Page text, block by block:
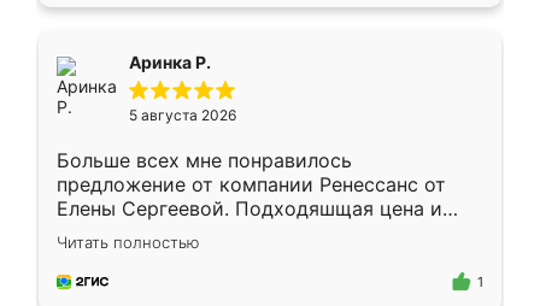
Аринка Р.
5 августа 2026
Больше всех мне понравилось
предложение от компании Ренессанс от
Елены Сергеевой. Подходяшщая цена и
короткие сроки изготовления. Приехавший
для замера сотрудник Владислав
предложил по моему эскизу самый
Читать полностью
1